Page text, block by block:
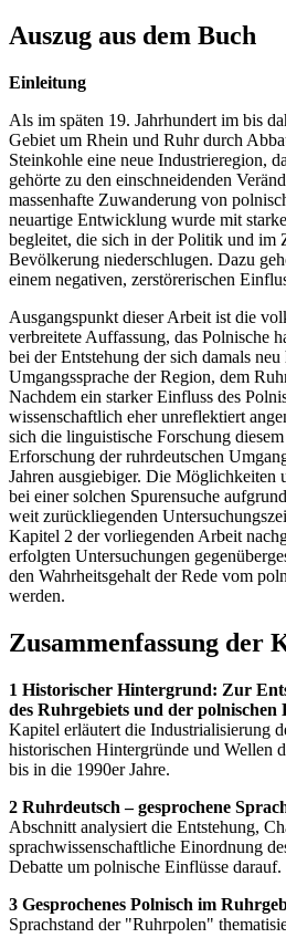
Auszug aus dem Buch
Einleitung
Als im späten 19. Jahrhundert im bis
Gebiet um Rhein und Ruhr durch
Steinkohle eine neue Industrieregion,
gehörte zu den einschneidenden
massenhafte Zuwanderung von
neuartige Entwicklung wurde mit
begleitet, die sich in der Politik und im
Bevölkerung niederschlugen. Dazu
einem negativen, zerstörerischen
Ausgangspunkt dieser Arbeit ist die
verbreitete Auffassung, das Polnische
bei der Entstehung der sich damals neu
Umgangssprache der Region, dem
Nachdem ein starker Einfluss des
wissenschaftlich eher unreflektiert
sich die linguistische Forschung
Erforschung der ruhrdeutschen
Jahren ausgiebiger. Die Möglichkeiten
bei einer solchen Spurensuche
weit zurückliegenden
Kapitel 2 der vorliegenden Arbeit
erfolgten Untersuchungen
den Wahrheitsgehalt der Rede vom
werden.
Zusammenfassung der
1 Historischer Hintergrund: Zur
des Ruhrgebiets und der
Kapitel erläutert die Industrialisierung
historischen Hintergründe und Wellen
bis in die 1990er Jahre.
2 Ruhrdeutsch – gesprochene
Abschnitt analysiert die Entstehung,
sprachwissenschaftliche Einordnung
Debatte um polnische Einflüsse darauf.
3 Gesprochenes Polnisch im
Sprachstand der "Ruhrpolen"